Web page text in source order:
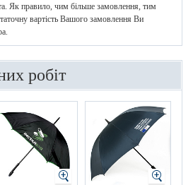
Як правило, чим більше замовлення, тим
вартість Вашого замовлення Ви
робіт